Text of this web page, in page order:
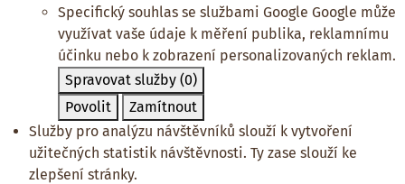
Specifický souhlas se službami Google Google může
využívat vaše údaje k měření publika, reklamnímu
účinku nebo k zobrazení personalizovaných reklam.
Spravovat služby (0)
Povolit
Zamítnout
Služby pro analýzu návštěvníků slouží k vytvoření
užitečných statistik návštěvnosti. Ty zase slouží ke
zlepšení stránky.